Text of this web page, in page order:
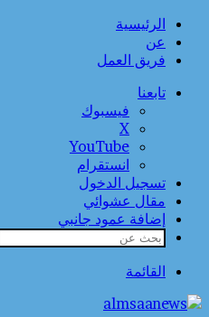
الرئيسية
عن
فريق العمل
تابعنا
فيسبوك
‫X
‫YouTube
انستقرام
تسجيل الدخول
مقال عشوائي
إضافة عمود جانبي
القائمة